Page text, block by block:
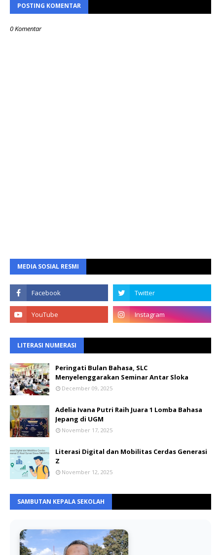
POSTING KOMENTAR
0 Komentar
MEDIA SOSIAL RESMI
LITERASI NUMERASI
Peringati Bulan Bahasa, SLC
Menyelenggarakan Seminar Antar Sloka
December 09, 2025
Adelia Ivana Putri Raih Juara 1 Lomba Bahasa
Jepang di UGM
November 17, 2025
Literasi Digital dan Mobilitas Cerdas Generasi
Z
November 12, 2025
SAMBUTAN KEPALA SEKOLAH